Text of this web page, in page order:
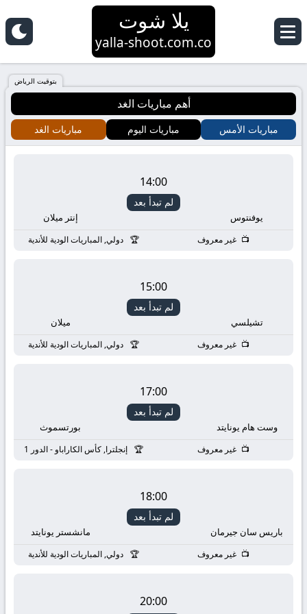
يلا شوت
yalla-shoot.com.co
بتوقيت الرياض
أهم مباريات الغد
مباريات الأمس مباريات اليوم مباريات الغد
يوفنتوس
14:00
لم تبدأ بعد
إنتر ميلان
غير معروف دولي, المباريات الودية للأندية
تشيلسي
15:00
لم تبدأ بعد
ميلان
غير معروف دولي, المباريات الودية للأندية
وست هام يونايتد
17:00
لم تبدأ بعد
بورتسموث
غير معروف إنجلترا, كأس الكاراباو - الدور 1
باريس سان جيرمان
18:00
لم تبدأ بعد
مانشستر يونايتد
غير معروف دولي, المباريات الودية للأندية
20:00